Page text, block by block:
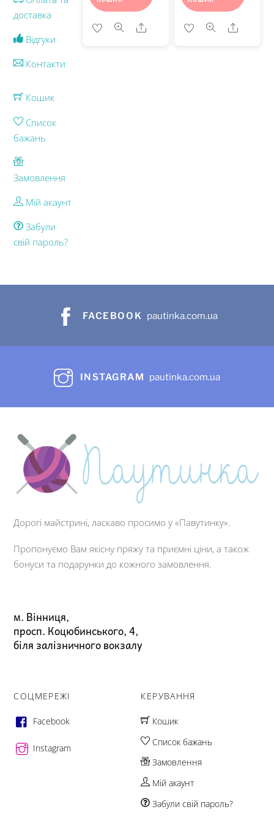
Share Share
доставка
Відгуки
Контакти
Кошик
Список
бажань
Замовлення
Мій акаунт
Забули
свій пароль?
FACEBOOK pautinka.com.ua
INSTAGRAM pautinka.com.ua
Дорогі майстрині, ласкаво просимо у «Павутинку».
Пропонуємо Вам якісну пряжу та приємні ціни, а також
бонуси та подарунки до кожного замовлення.
м. Вінниця,
просп. Коцюбинського, 4,
біля залізничного вокзалу
СОЦМЕРЕЖІ
Facebook
Instagram
КЕРУВАННЯ
Кошик
Список бажань
Замовлення
Мій акаунт
Забули свій пароль?